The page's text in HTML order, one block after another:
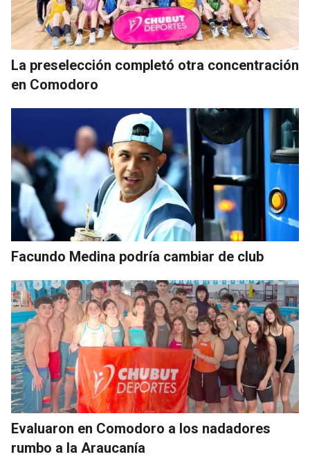
La preselección completó otra concentración
en Comodoro
Facundo Medina podría cambiar de club
Evaluaron en Comodoro a los nadadores
rumbo a la Araucanía